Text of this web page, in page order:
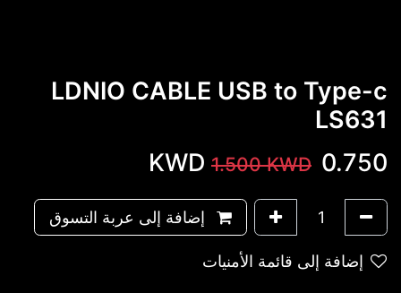
LDNIO CABLE USB to Type-c
LS631
0.750
1.500KWD
إضافة إلى عربة التسوق
إضافة إلى قائمة الأمنيات